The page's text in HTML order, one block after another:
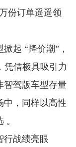
份订单遥遥领
起 “降价潮”，
凭借极具吸引力
智驾版车型存量
中，同样以高性
。
行战绩亮眼